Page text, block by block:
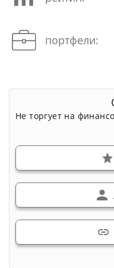
портфели:
Не торгует на